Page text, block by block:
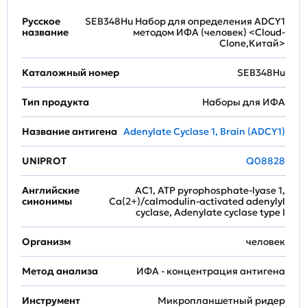
Русское
название
SEB348Hu Набор для определения ADCY1
методом ИФА (человек) <Cloud-
Clone,Китай>
Каталожный номер SEB348Hu
Тип продукта Наборы для ИФА
Название антигена Adenylate Cyclase 1, Brain (ADCY1)
UNIPROT Q08828
Английские
синонимы
AC1, ATP pyrophosphate-lyase 1,
Ca(2+)/calmodulin-activated adenylyl
cyclase, Adenylate cyclase type I
Организм человек
Метод анализа ИФА - концентрация антигена
Инструмент Микропланшетный ридер